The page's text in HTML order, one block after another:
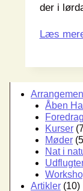
der i
Læs
Åben
Foredrag
Kurser
Møder
Nat i
Artikler (10)